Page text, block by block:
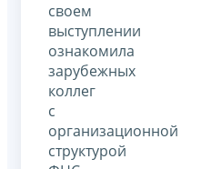
своем
выступлении
ознакомила
зарубежных
коллег
с
организационной
структурой